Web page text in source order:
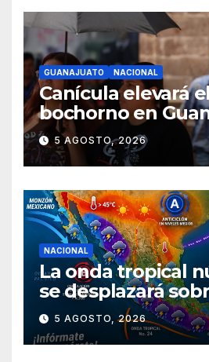
GUANAJUATO NACIONAL
Canícula elevará
bochorno en
durante agosto
5 AGOSTO, 2026
NACIONAL
La onda tropical
se desplazará
territorio nacional
5 AGOSTO, 2026